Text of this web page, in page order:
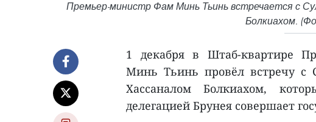
Премьер-министр Фам Минь Тьинь встречается с
Болкиахом.
1 декабря в Штаб-квартире
Минь Тьинь провёл встречу с
Хассаналом Болкиахом,
делегацией Брунея совершает